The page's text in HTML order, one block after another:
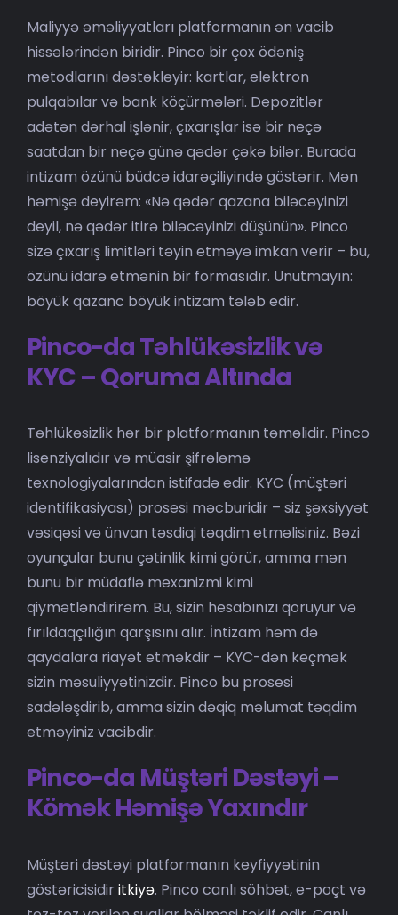
Maliyyə əməliyyatları platformanın ən vacib
hissələrindən biridir. Pinco bir çox ödəniş
metodlarını dəstəkləyir: kartlar, elektron
pulqabılar və bank köçürmələri. Depozitlər
adətən dərhal işlənir, çıxarışlar isə bir neçə
saatdan bir neçə günə qədər çəkə bilər. Burada
intizam özünü büdcə idarəçiliyində göstərir. Mən
həmişə deyirəm: «Nə qədər qazana biləcəyinizi
deyil, nə qədər itirə biləcəyinizi düşünün». Pinco
sizə çıxarış limitləri təyin etməyə imkan verir – bu,
özünü idarə etmənin bir formasıdır. Unutmayın:
böyük qazanc böyük intizam tələb edir.
Pinco-da Təhlükəsizlik və
KYC – Qoruma Altında
Təhlükəsizlik hər bir platformanın təməlidir. Pinco
lisenziyalıdır və müasir şifrələmə
texnologiyalarından istifadə edir. KYC (müştəri
identifikasiyası) prosesi məcburidir – siz şəxsiyyət
vəsiqəsi və ünvan təsdiqi təqdim etməlisiniz. Bəzi
oyunçular bunu çətinlik kimi görür, amma mən
bunu bir müdafiə mexanizmi kimi
qiymətləndirirəm. Bu, sizin hesabınızı qoruyur və
fırıldaqçılığın qarşısını alır. İntizam həm də
qaydalara riayət etməkdir – KYC-dən keçmək
sizin məsuliyyətinizdir. Pinco bu prosesi
sadələşdirib, amma sizin dəqiq məlumat təqdim
etməyiniz vacibdir.
Pinco-da Müştəri Dəstəyi –
Kömək Həmişə Yaxındır
Müştəri dəstəyi platformanın keyfiyyətinin
göstəricisidiritkiyə. Pinco canlı söhbət, e-poçt və